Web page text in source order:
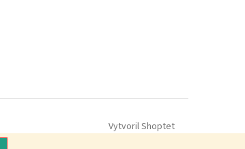
Vytvoril Shoptet